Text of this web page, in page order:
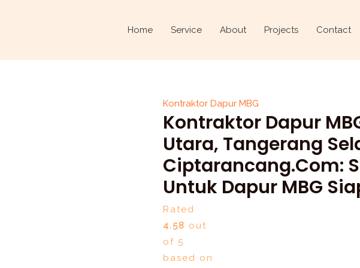
Home Service About Projects Contact
Kontraktor Dapur MBG
Kontraktor Dapur
Utara, Tangerang
Ciptarancang.com:
Untuk Dapur MBG
Rated
4.58 out
of 5
based on
Tangerang
Selatan
dari
Ciptarancang.com:
Solusi
Aman
MBG
Siap